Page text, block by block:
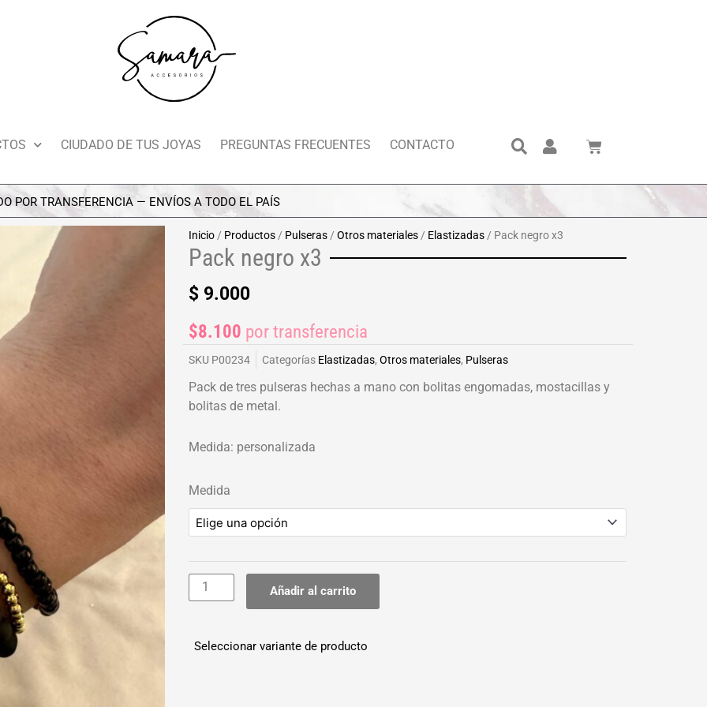
CIUDADO DE TUS JOYAS PREGUNTAS FRECUENTES CONTACTO Search
Cart
— ENVÍOS A TODO EL PAÍS
Inicio / Productos / Pulseras / Otros materiales / Elastizadas / Pack negro x3
Pack negro x3
$ 9.000
$8.100 por transferencia
SKU P00234 Categorías Elastizadas, Otros materiales, Pulseras
Pack de tres pulseras hechas a mano con bolitas engomadas, mostacillas y
bolitas de metal.
Medida: personalizada
Medida
Pack
x3
cantidad
Añadir al carrito
Seleccionar variante de producto